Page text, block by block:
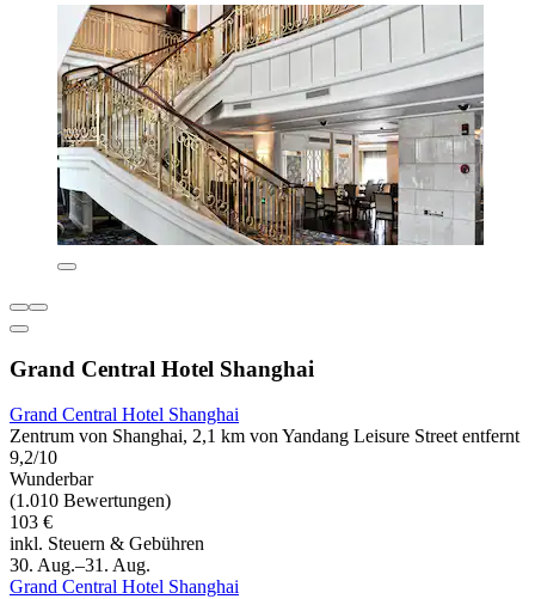
Grand Central Hotel Shanghai
Grand Central Hotel Shanghai
Zentrum von Shanghai, 2,1 km von Yandang Leisure Street entfernt
9,2/10
Wunderbar
(1.010 Bewertungen)
103 €
inkl. Steuern & Gebühren
30. Aug.–31. Aug.
Grand Central Hotel Shanghai